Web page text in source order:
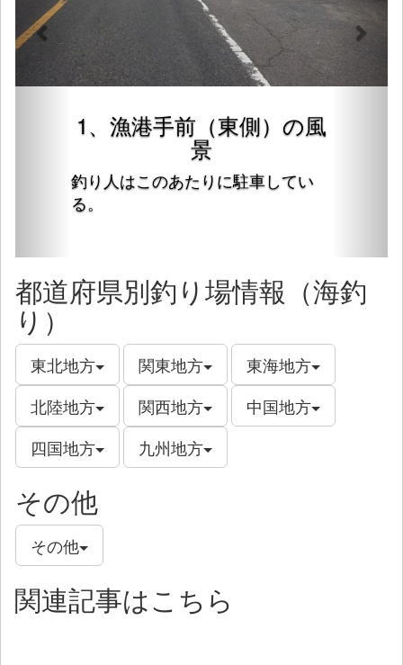
1、漁港手前（東側）の風
景
釣り人はこのあたりに駐車してい
る。
都道府県別釣り場情報（海釣
り）
東北地方 関東地方
東海地方
北陸地方
関西地方
中国地方
四国地方
九州地方
その他
その他
関連記事はこちら